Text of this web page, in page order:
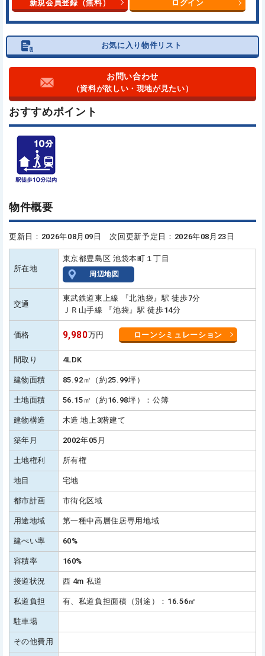
新規会員登録（無料） ログイン
お気に入り物件リスト
お問い合わせ
（資料が欲しい・現地が見たい）
おすすめポイント
物件概要
更新日：2026年08月09日 次回更新予定日：2026年08月23日
所在地
東京都豊島区 池袋本町１丁目
周辺地図
交通
東武鉄道東上線 『北池袋』駅 徒歩7分
ＪＲ山手線 『池袋』駅 徒歩14分
価格 9,980万円 ローンシミュレーション
間取り 4LDK
建物面積 85.92㎡（約25.99坪）
土地面積 56.15㎡（約16.98坪）：公簿
建物構造 木造 地上3階建て
築年月 2002年05月
土地権利 所有権
地目 宅地
都市計画 市街化区域
用途地域 第一種中高層住居専用地域
建ぺい率 60%
容積率 160%
接道状況 西 4m 私道
私道負担 有、私道負担面積（別途）：16.56㎡
駐車場
その他費用